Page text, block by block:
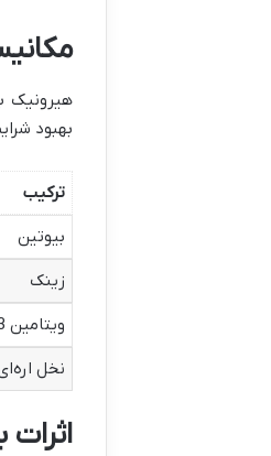
هیرونیک
بهبود
ترکیب
بیوتین
زینک
ویتامین D3
نخل